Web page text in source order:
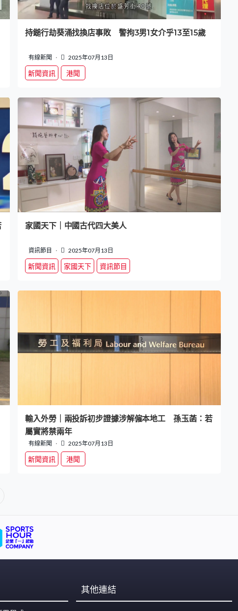
持鎚行劫葵涌找換店事敗 警拘3男1女介乎13至15歲
有線新聞 2025年07月13日
新聞資訊 港聞
家國天下｜中國古代四大美人
資訊節目 2025年07月13日
新聞資訊 家國天下 資訊節目
輸入外勞｜兩投訴初步證據涉解僱本地工 孫玉菡：若
屬實將禁兩年
有線新聞 2025年07月13日
新聞資訊 港聞
其他連結